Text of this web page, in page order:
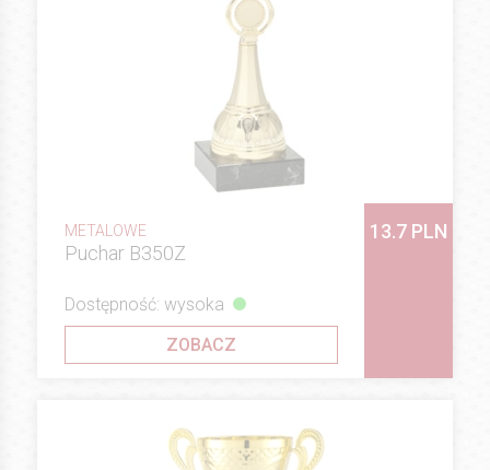
METALOWE
Puchar B350Z
13.7 PLN
Dostępność: wysoka
ZOBACZ